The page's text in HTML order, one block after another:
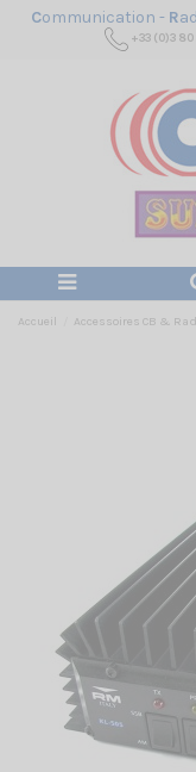
Communication - R
+33 (0)3 80
Accueil Accessoires CB &